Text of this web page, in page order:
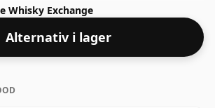
denna whisky har en ganska normal
Whisky Exchange
Alternativ i lager